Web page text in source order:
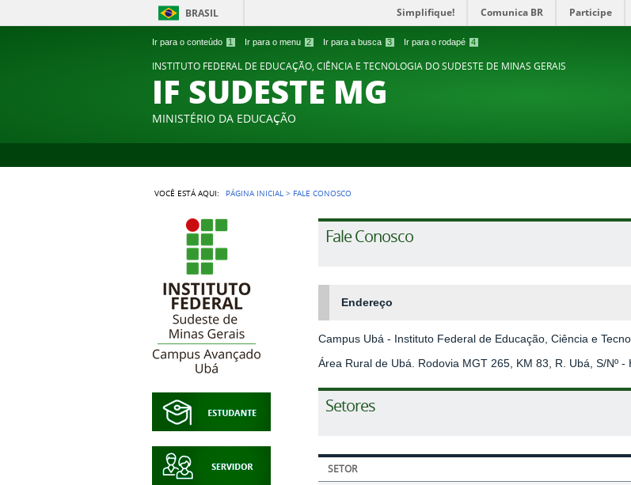
Ir para o conteúdo 1 Ir para o menu 2 Ir para a busca 3 Ir para o rodapé 4
BRASIL Simplifique! Comunica BR Participe
INSTITUTO FEDERAL DE EDUCAÇÃO, CIÊNCIA E TECNOLOGIA DO SUDESTE DE MINAS GERAIS
IF SUDESTE MG
MINISTÉRIO DA EDUCAÇÃO
VOCÊ ESTÁ AQUI: PÁGINA INICIAL > FALE CONOSCO
Fale Conosco
Endereço
Campus Ubá - Instituto Federal de Educação, Ciência e
Área Rural de Ubá. Rodovia MGT 265, KM 83, R. Ubá, S/Nº
Setores
SETOR